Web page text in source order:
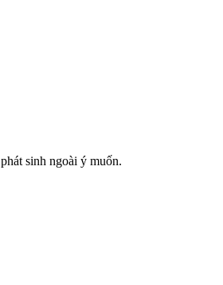
sinh ngoài ý muốn.